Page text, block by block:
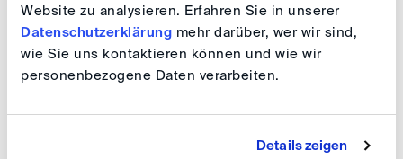
Website zu analysieren. Erfahren Sie in unserer
Datenschutzerklärung mehr darüber, wer wir sind,
wie Sie uns kontaktieren können und wie wir
personenbezogene Daten verarbeiten.
Details zeigen
Sendlinger Straße 12
Germany